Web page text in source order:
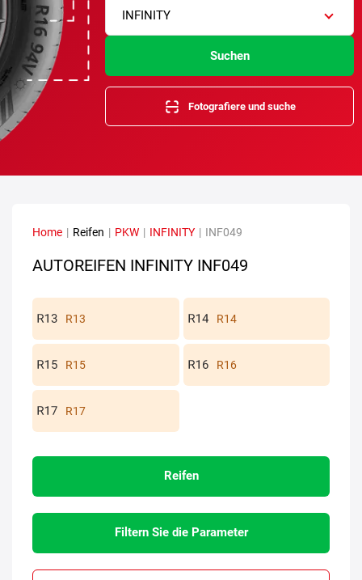
INFINITY
Suchen
Fotografiere und suche
Home | Reifen | PKW | INFINITY | INF049
AUTOREIFEN INFINITY INF049
R13 R14
R15 R16
R17
Reifen
Filtern Sie die Parameter